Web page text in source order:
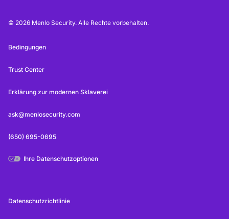
© 2026 Menlo Security. Alle Rechte vorbehalten.
Bedingungen
Trust Center
Erklärung zur modernen Sklaverei
ask@menlosecurity.com
(650) 695-0695
Ihre Datenschutzoptionen
Datenschutzrichtlinie